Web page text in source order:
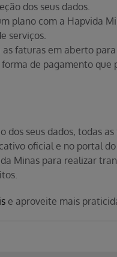
dos seus dados.
plano com a Hapvida
serviços.
faturas em aberto
forma de pagamento
dos seus dados, todas
oficial e no portal
Minas para realizar
e aproveite mais